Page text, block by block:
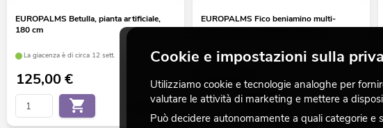
EUROPALMS Betulla, pianta artificiale,
180 cm
La giacenza è di circa 12 sett.
125,00€
EUROPALMS Fico beniamino multi-
tronco, pianta artificiale, 150 cm
La giacenza è di circa 12 sett.
69,90€
Cookie e impostazioni sulla
Utilizziamo cookie e tecnologie analoghe per
valutare le attività di marketing e mettere a
Può decidere autonomamente a quali categorie